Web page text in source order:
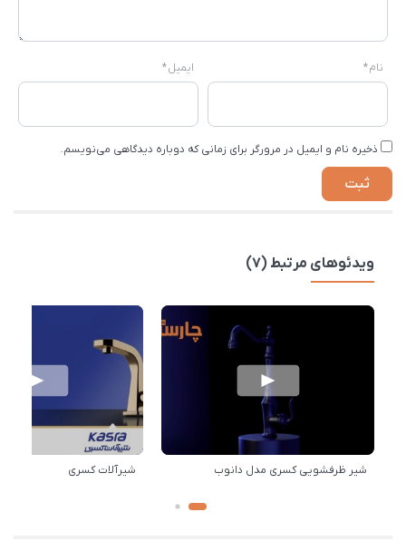
نام* ایمیل*
ذخیره نام و ایمیل در مرورگر برای زمانی که دوباره دیدگاهی می‌نویسم.
ویدئوهای مرتبط (7)
شیر ظرفشویی کسری مدل دانوب شیرآلات کسری